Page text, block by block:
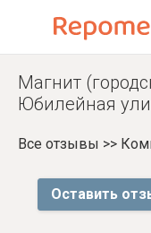
Магнит
Юбилейная
Все отзывы >>
Оставить